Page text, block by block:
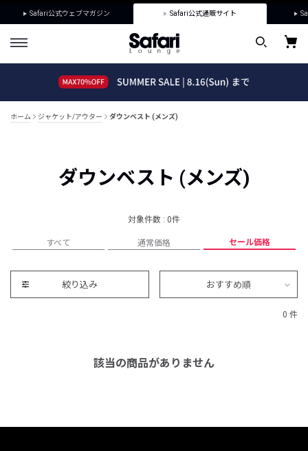
Safari公式ウェブマガジン Safari公式通販サイト
ホーム ジャケット/アウター ダウンベスト (メンズ)
ダウンベスト (メンズ)
対象件数 : 0件
すべて 通常価格 セール価格
絞り込み おすすめ順
0 件
該当の商品がありません